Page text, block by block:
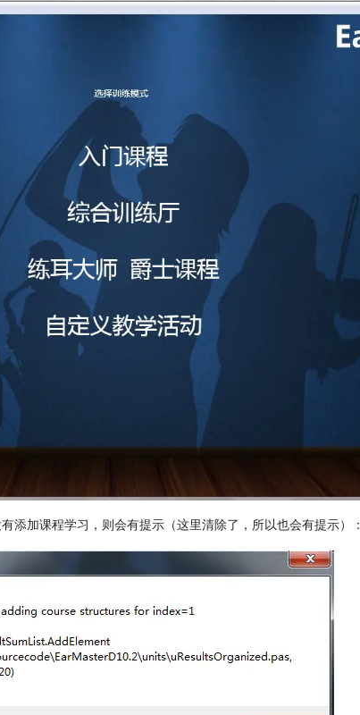
添加课程学习，则会有提示（这里清除了，所以也会有提示）：